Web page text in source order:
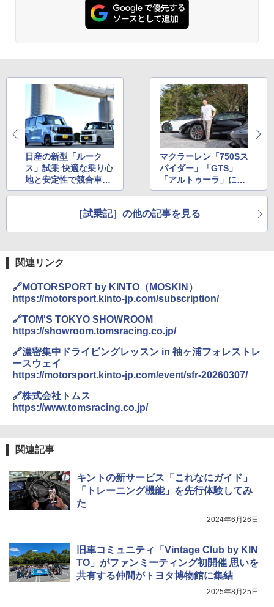
日産の新型「ルーク
ス」試乗 快適な乗り心
地と安定性で競合車の
中でも存在感光る
マクラーレン「750Sス
パイダー」「GTS」
「アルトゥーラ」に一
挙試乗 ほぼフルライン
を味わう
［試乗記］の他の記事を見る
関連リンク
🔗MOTORSPORT by KINTO（MOSKIN）
https://motorsport.kinto-jp.com/subscription/
🔗TOM'S TOKYO SHOWROOM
https://showroom.tomsracing.co.jp/
🔗濃密集中ドライビングレッスン in 袖ヶ浦フォレストレ
ースウェイ
https://motorsport.kinto-jp.com/event/sfr-20260307/
🔗株式会社トムス
https://www.tomsracing.co.jp/
関連記事
キントの新サービス「これなにガイド」
「トレーニング機能」を先行体験してみ
た
2024年6月26日
旧車コミュニティ「Vintage Club by KIN
TO」がファンミーティング初開催 思いを
共有する仲間がトヨタ博物館に集結
2025年8月25日